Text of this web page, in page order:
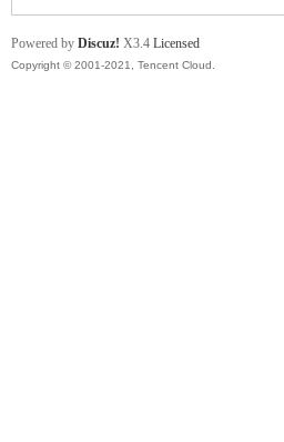
Powered by Discuz! X3.4 Licensed
Copyright © 2001-2021, Tencent Cloud.